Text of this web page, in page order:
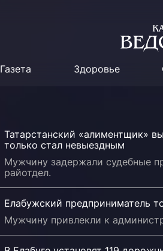
Газета Здоровье
Татарстанский «алиментщик»
только стал невыездным
Мужчину задержали судебные
райотдел.
Елабужский предприниматель
Мужчину привлекли к